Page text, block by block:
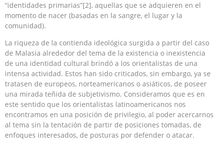
“identidades primarias”[2], aquellas que se adquieren en el
momento de nacer (basadas en la sangre, el lugar y la
comunidad).
La riqueza de la contienda ideológica surgida a partir del caso
de Malasia alrededor del tema de la existencia o inexistencia
de una identidad cultural brindó a los orientalistas de una
intensa actividad. Estos han sido criticados, sin embargo, ya se
tratasen de europeos, norteamericanos o asiáticos, de poseer
una mirada teñida de subjetivismo. Consideramos que es en
este sentido que los orientalistas latinoamericanos nos
encontramos en una posición de privilegio, al poder acercarnos
al tema sin la tentación de partir de posiciones tomadas, de
enfoques interesados, de posturas por defender o atacar.